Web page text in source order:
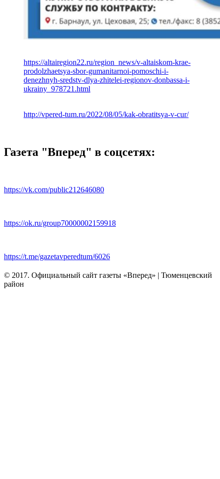
https://altairegion22.ru/region_news/v-altaiskom-krae-
prodolzhaetsya-sbor-gumanitarnoi-pomoschi-i-
denezhnyh-sredstv-dlya-zhitelei-regionov-donbassa-i-
ukrainy_978721.html
http://vpered-tum.ru/2022/08/05/kak-obratitsya-v-cur/
Газета "Вперед" в соцсетях:
https://vk.com/public212646080
https://ok.ru/group70000002159918
https://t.me/gazetavperedtum/6026
© 2017. Официальный сайт газеты «Вперед» | Тюменцевский
район